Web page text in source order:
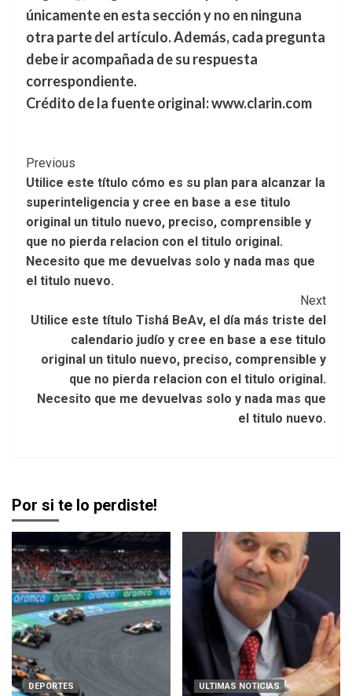
únicamente en esta sección y no en ninguna
otra parte del artículo. Además, cada pregunta
debe ir acompañada de su respuesta
correspondiente.
Crédito de la fuente original: www.clarin.com
Post
Navigation
Previous
Utilice este título cómo es su plan para alcanzar la
superinteligencia y cree en base a ese titulo
original un titulo nuevo, preciso, comprensible y
que no pierda relacion con el titulo original.
Necesito que me devuelvas solo y nada mas que
el titulo nuevo.
Next
Utilice este título Tishá BeAv, el día más triste del
calendario judío y cree en base a ese titulo
original un titulo nuevo, preciso, comprensible y
que no pierda relacion con el titulo original.
Necesito que me devuelvas solo y nada mas que
el titulo nuevo.
Por si te lo perdiste!
DEPORTES ULTIMAS NOTICIAS